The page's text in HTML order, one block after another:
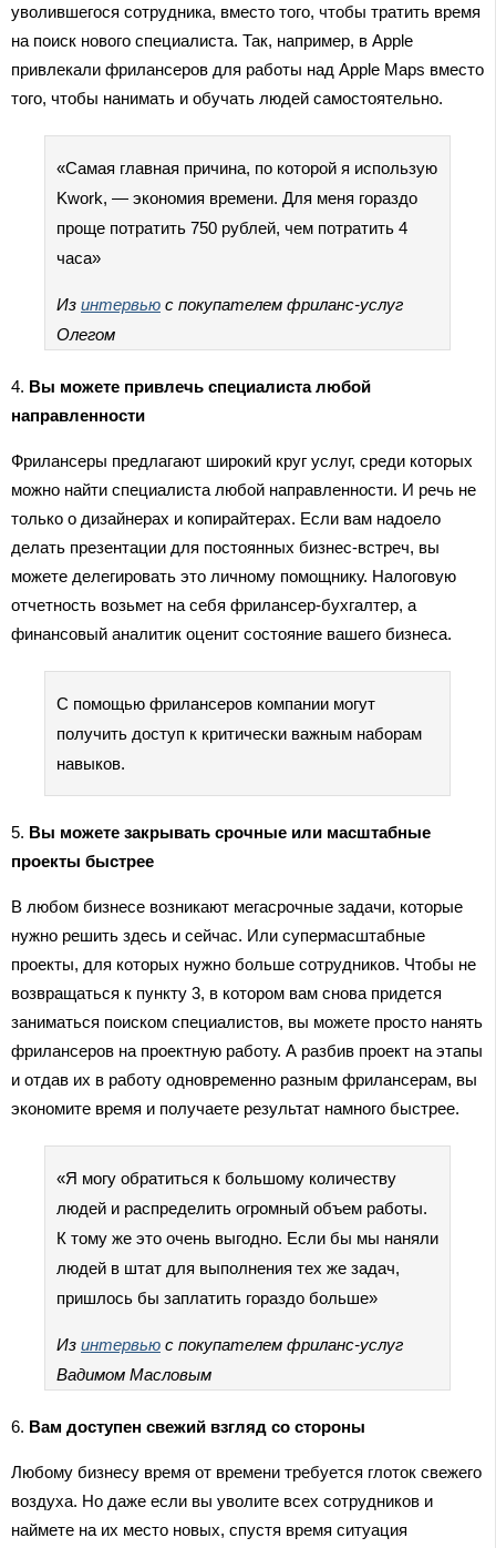
уволившегося сотрудника, вместо того, чтобы тратить время
на поиск нового специалиста. Так, например, в Apple
привлекали фрилансеров для работы над Apple Maps вместо
того, чтобы нанимать и обучать людей самостоятельно.
«Самая главная причина, по которой я использую
Kwork, — экономия времени. Для меня гораздо
проще потратить 750 рублей, чем потратить 4
часа»
Из интервью с покупателем фриланс-услуг
Олегом
4. Вы можете привлечь специалиста любой
направленности
Фрилансеры предлагают широкий круг услуг, среди которых
можно найти специалиста любой направленности. И речь не
только о дизайнерах и копирайтерах. Если вам надоело
делать презентации для постоянных бизнес-встреч, вы
можете делегировать это личному помощнику. Налоговую
отчетность возьмет на себя фрилансер-бухгалтер, а
финансовый аналитик оценит состояние вашего бизнеса.
С помощью фрилансеров компании могут
получить доступ к критически важным наборам
навыков.
5. Вы можете закрывать срочные или масштабные
проекты быстрее
В любом бизнесе возникают мегасрочные задачи, которые
нужно решить здесь и сейчас. Или супермасштабные
проекты, для которых нужно больше сотрудников. Чтобы не
возвращаться к пункту 3, в котором вам снова придется
заниматься поиском специалистов, вы можете просто нанять
фрилансеров на проектную работу. А разбив проект на этапы
и отдав их в работу одновременно разным фрилансерам, вы
экономите время и получаете результат намного быстрее.
«Я могу обратиться к большому количеству
людей и распределить огромный объем работы.
К тому же это очень выгодно. Если бы мы наняли
людей в штат для выполнения тех же задач,
пришлось бы заплатить гораздо больше»
Из интервью с покупателем фриланс-услуг
Вадимом Масловым
6. Вам доступен свежий взгляд со стороны
Любому бизнесу время от времени требуется глоток свежего
воздуха. Но даже если вы уволите всех сотрудников и
наймете на их место новых, спустя время ситуация